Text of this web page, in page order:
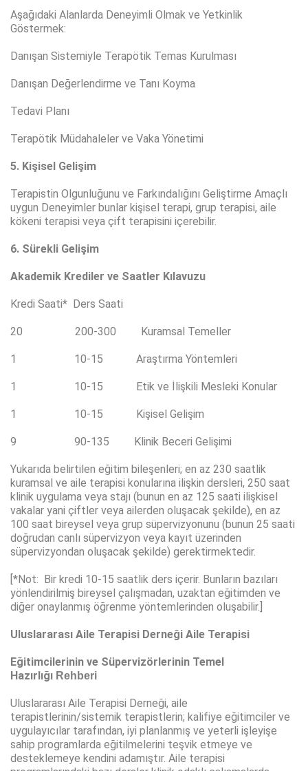
Aşağıdaki Alanlarda Deneyimli Olmak ve Yetkinlik
Göstermek:
Danışan Sistemiyle Terapötik Temas Kurulması
Danışan Değerlendirme ve Tanı Koyma
Tedavi Planı
Terapötik Müdahaleler ve Vaka Yönetimi
5. Kişisel Gelişim
Terapistin Olgunluğunu ve Farkındalığını Geliştirme Amaçlı
uygun Deneyimler bunlar kişisel terapi, grup terapisi, aile
kökeni terapisi veya çift terapisini içerebilir.
6. Sürekli Gelişim
Akademik Krediler ve Saatler Kılavuzu
Kredi Saati* Ders Saati
20 200-300 Kuramsal Temeller
1 10-15 Araştırma Yöntemleri
1 10-15 Etik ve İlişkili Mesleki Konular
1 10-15 Kişisel Gelişim
9 90-135 Klinik Beceri Gelişimi
Yukarıda belirtilen eğitim bileşenleri; en az 230 saatlik
kuramsal ve aile terapisi konularına ilişkin dersleri, 250 saat
klinik uygulama veya stajı (bunun en az 125 saati ilişkisel
vakalar yani çiftler veya ailerden oluşacak şekilde), en az
100 saat bireysel veya grup süpervizyonunu (bunun 25 saati
doğrudan canlı süpervizyon veya kayıt üzerinden
süpervizyondan oluşacak şekilde) gerektirmektedir.
[*Not: Bir kredi 10-15 saatlik ders içerir. Bunların bazıları
yönlendirilmiş bireysel çalışmadan, uzaktan eğitimden ve
diğer onaylanmış öğrenme yöntemlerinden oluşabilir.]
Uluslararası Aile Terapisi Derneği Aile Terapisi
Eğitimcilerinin ve Süpervizörlerinin Temel
Hazırlığı Rehberi
Uluslararası Aile Terapisi Derneği, aile
terapistlerinin/sistemik terapistlerin; kalifiye eğitimciler ve
uygulayıcılar tarafından, iyi planlanmış ve yeterli işleyişe
sahip programlarda eğitilmelerini teşvik etmeye ve
desteklemeye kendini adamıştır. Aile terapisi